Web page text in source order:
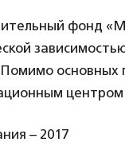
фонд
Помимо
центром
– 2017